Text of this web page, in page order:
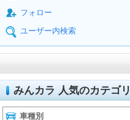
フォロー
ユーザー内検索
みんカラ 人気のカテゴリ
車種別